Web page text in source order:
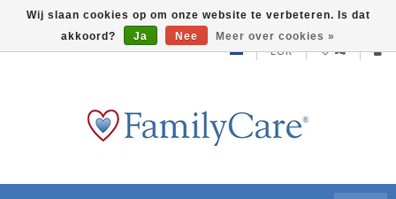
EUR
Wij slaan cookies op om onze website te verbeteren. Is dat
akkoord?
Ja Nee Meer over cookies »